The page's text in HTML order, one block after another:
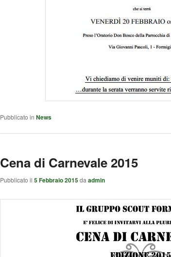
Pubblicato in News
Cena di Carnevale 2015
Pubblicato il 5 Febbraio 2015da admin